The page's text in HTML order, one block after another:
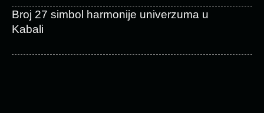
Broj 27 simbol harmonije univerzuma u
Kabali